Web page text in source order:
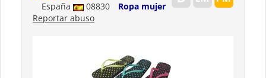
España 08830
Ropa mujer
Reportar abuso